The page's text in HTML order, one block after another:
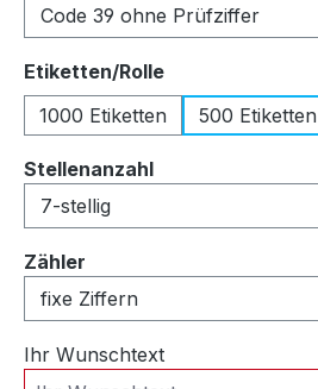
Etiketten/Rolleauswählen
1000 Etiketten
500 Etiketten
Stellenanzahlauswählen
Zähler
Ihr Wunschtext